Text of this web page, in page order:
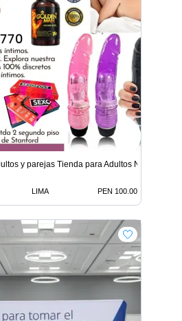
y parejas Tienda para Adultos Nov
LIMA PEN 100.00